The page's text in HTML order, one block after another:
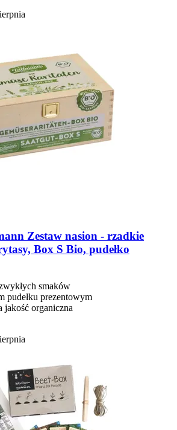
Zestaw nasion -​ rzadkie
Box S Bio, pudełko
smaków
pudełku prezentowym
jakość organiczna